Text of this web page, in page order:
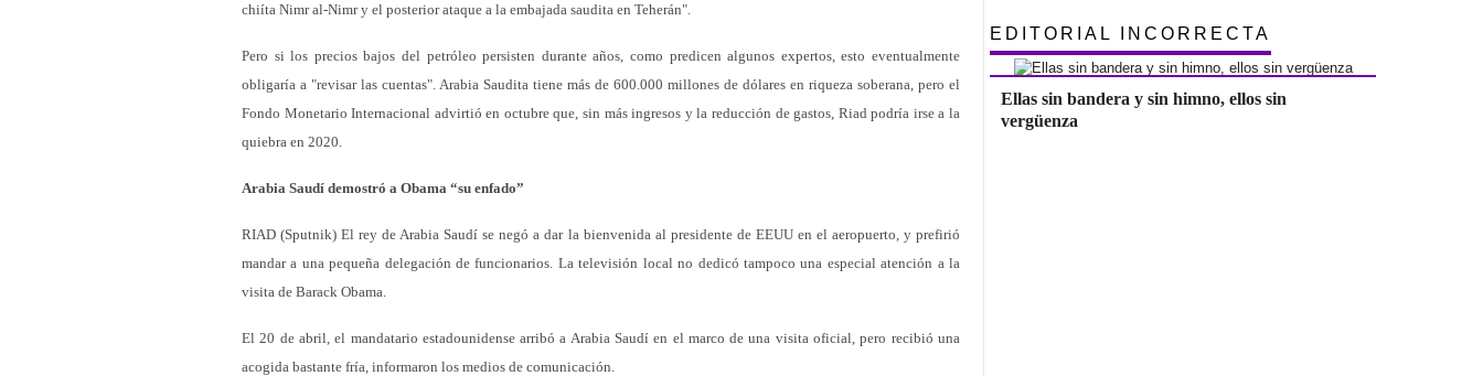
chiíta Nimr al-Nimr y el posterior ataque a la embajada saudita en Teherán".
Pero si los precios bajos del petróleo persisten durante años, como predicen algunos expertos, esto eventualmente
obligaría a "revisar las cuentas". Arabia Saudita tiene más de 600.000 millones de dólares en riqueza soberana, pero el
Fondo Monetario Internacional advirtió en octubre que, sin más ingresos y la reducción de gastos, Riad podría irse a la
quiebra en 2020.
Arabia Saudí demostró a Obama “su enfado”
RIAD (Sputnik) El rey de Arabia Saudí se negó a dar la bienvenida al presidente de EEUU en el aeropuerto, y prefirió
mandar a una pequeña delegación de funcionarios. La televisión local no dedicó tampoco una especial atención a la
visita de Barack Obama.
El 20 de abril, el mandatario estadounidense arribó a Arabia Saudí en el marco de una visita oficial, pero recibió una
acogida bastante fría, informaron los medios de comunicación.
EDITORIAL INCORRECTA
Ellas sin bandera y sin himno, ellos sin
vergüenza